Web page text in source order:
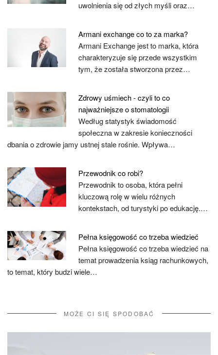
uwolnienia się od złych myśli oraz…
Armani exchange co to za marka?
Armani Exchange jest to marka, która
charakteryzuje się przede wszystkim
tym, że została stworzona przez…
Zdrowy uśmiech - czyli to co
najważniejsze o stomatologii
Według statystyk świadomość
społeczna w zakresie konieczności
dbania o zdrowie jamy ustnej stale rośnie. Wpływa…
Przewodnik co robi?
Przewodnik to osoba, która pełni
kluczową rolę w wielu różnych
kontekstach, od turystyki po edukację.…
Pełna księgowość co trzeba wiedzieć
Pełna księgowość co trzeba wiedzieć na
temat prowadzenia ksiąg rachunkowych,
to temat, który budzi wiele…
MOŻE CI SIĘ SPODOBAĆ